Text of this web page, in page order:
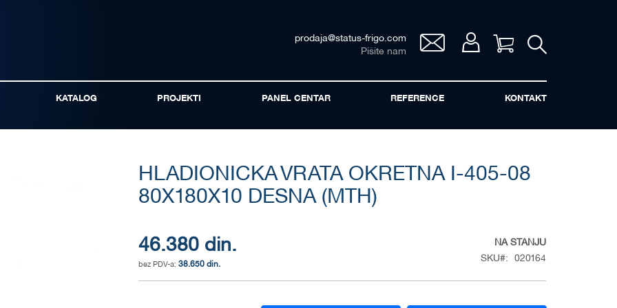
Vaša korpa
prodaja@status-frigo.com
Pišite nam
KATALOG PROJEKTI PANEL CENTAR REFERENCE KONTAKT
HLADIONICKA VRATA OKRETNA I-405-08
80X180X10 DESNA (MTH)
46.380 din.
38.650 din.
NA STANJU
SKU
020164